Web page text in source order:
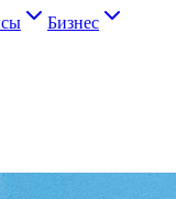
Бизнес